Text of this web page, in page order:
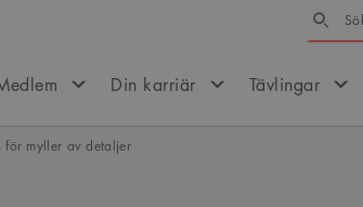
Sök
Sök
Din karriär Tävlingar
för myller av detaljer